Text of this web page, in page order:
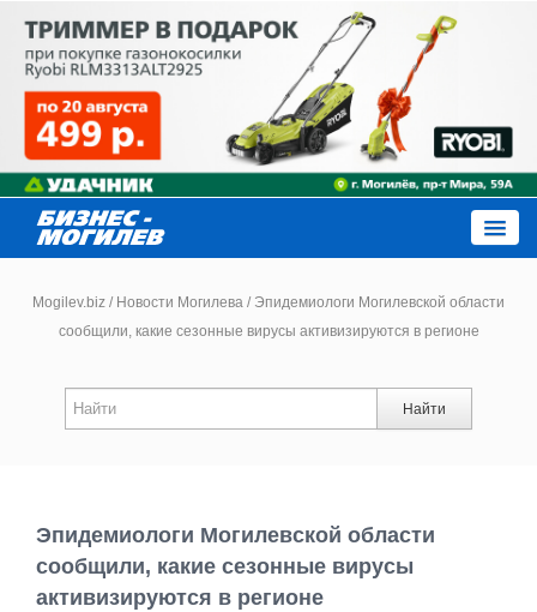
Новости
Работа
Mogilev.biz / Новости Могилева /Эпидемиологи Могилевской области
сообщили, какие сезонные вирусы активизируются в регионе
Найти
Эпидемиологи Могилевской области
сообщили, какие сезонные вирусы
активизируются в регионе